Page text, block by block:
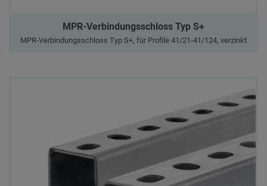
MPR-Verbindungsschloss Typ S+
MPR-Verbindungsschloss Typ S+, für Profile 41/21-41/124, verzinkt